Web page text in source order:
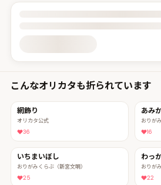
投稿詳細を読み込んでいます
こんなオリカタも折られています
網飾り
オリカタ公式
36
あみ
おりが
16
いちまいぼし
おりがみくらぶ（新宮文明）
25
わっ
おりが
22